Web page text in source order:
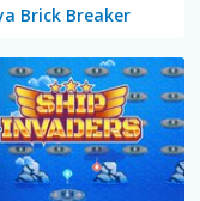
Brick Breaker